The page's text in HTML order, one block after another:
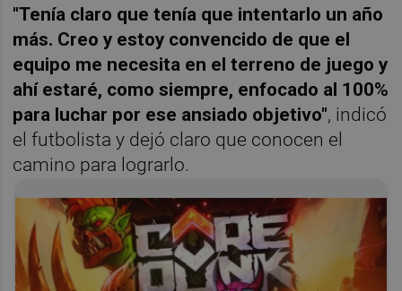
"Tenía claro que tenía que intentarlo un año
más. Creo y estoy convencido de que el
equipo me necesita en el terreno de juego y
ahí estaré, como siempre, enfocado al 100%
para luchar por ese ansiado objetivo", indicó
el futbolista y dejó claro que conocen el
camino para lograrlo.